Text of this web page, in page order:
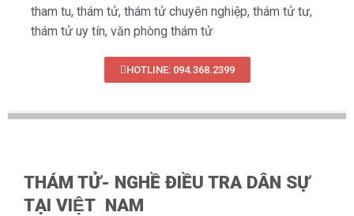
tham tu, thám tử, thám tử chuyên nghiệp, thám tử tư,
thám tử uy tín, văn phòng thám tử
HOTLINE: 094.368.2399
THÁM TỬ- NGHỀ ĐIỀU TRA DÂN SỰ
TẠI VIỆT NAM